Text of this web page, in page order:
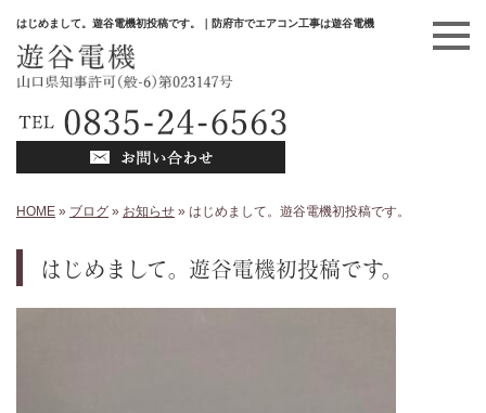
はじめまして。遊谷電機初投稿です。｜防府市でエアコン工事は遊谷電機
HOME » ブログ » お知らせ » はじめまして。遊谷電機初投稿です。
はじめまして。遊谷電機初投稿です。